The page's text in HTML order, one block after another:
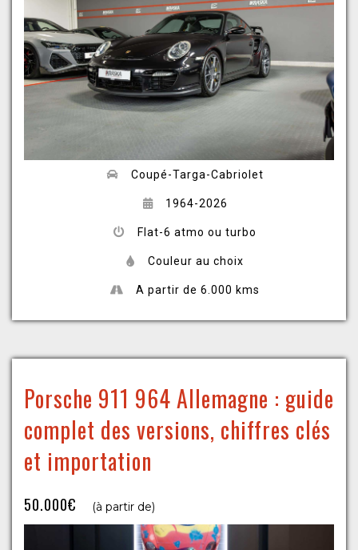
Coupé-Targa-Cabriolet
1964-2026
Flat-6 atmo ou turbo
Couleur au choix
A partir de 6.000 kms
Porsche 911 964 Allemagne : guide
complet des versions, chiffres clés
et importation
50.000€ (à partir de)